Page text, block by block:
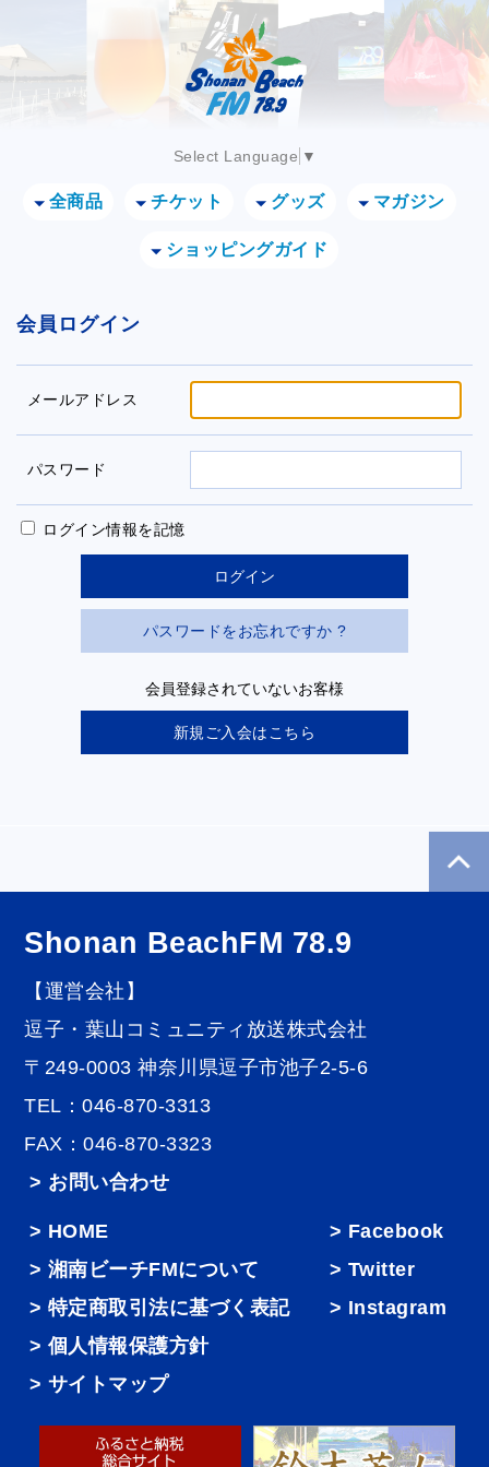
Select Language ▼
全商品 チケット グッズ マガジン
ショッピングガイド
会員ログイン
メールアドレス
パスワード
ログイン情報を記憶
パスワードをお忘れですか ?
会員登録されていないお客様
新規ご入会はこちら
Shonan BeachFM 78.9
【運営会社】
逗子・葉山コミュニティ放送株式会社
〒249-0003 神奈川県逗子市池子2-5-6
TEL：046-870-3313
FAX：046-870-3323
> お問い合わせ
HOME
湘南ビーチFMについて
特定商取引法に基づく表記
個人情報保護方針
サイトマップ
Facebook
Twitter
Instagram